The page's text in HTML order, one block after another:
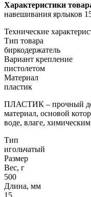
Характеристики
навешивания ярлыков
Технические
Тип товара
биркодержатель
Вариант крепление
пистолетом
Материал
пластик
ПЛАСТИК – прочный
материал, основой
воде, влаге,
Тип
игольчатый
Размер
Вес, г
500
Длина, мм